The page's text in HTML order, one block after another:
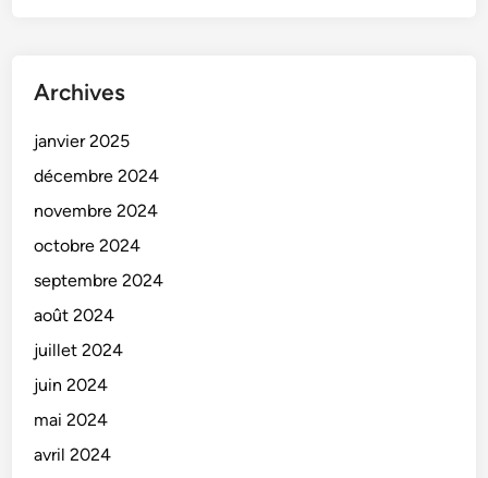
Archives
janvier 2025
décembre 2024
novembre 2024
octobre 2024
septembre 2024
août 2024
juillet 2024
juin 2024
mai 2024
avril 2024